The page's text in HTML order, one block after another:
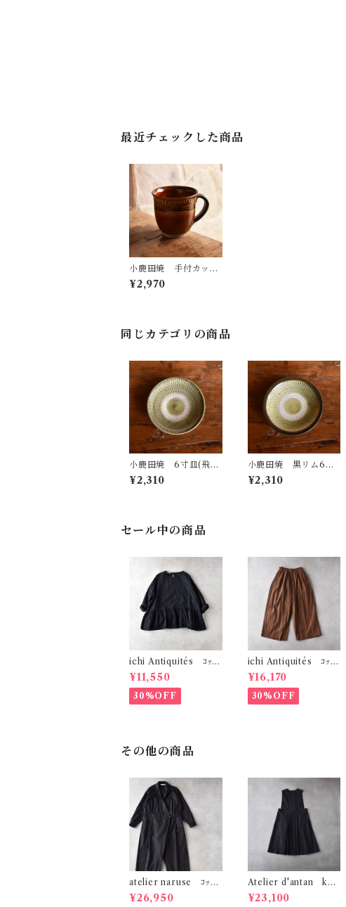
最近チェックした商品
小鹿田焼 手付カップ
(飛び鉋・飴・丸)
¥2,970
同じカテゴリの商品
小鹿田焼 6寸皿(飛び
鉋・グリーン)
¥2,310
小鹿田焼 黒リム6寸
皿(飛び鉋・グリーン)
¥2,310
セール中の商品
ichi Antiquités ｺｯﾄﾝ
ﾘﾈﾝｷﾞﾝｶﾞﾑﾁｪｯｸ ﾌﾟﾙｵｰ
ﾊﾞｰﾌﾞﾗｳｽ (ﾌﾞﾗｯｸ) 11
01107
¥11,550
30%OFF
ichi Antiquités ｺｯﾄﾝ
ﾘﾈﾝｽﾄﾗｲﾌﾟ ﾜｲﾄﾞﾊﾟﾝﾂ
(ﾌﾞﾗｳﾝ) 1100617
¥16,170
30%OFF
その他の商品
atelier naruse ｺｯﾄﾝ
ｶｼｭｸｰﾙｼﾞｬﾝﾌﾟｽｰﾂ (ﾌﾞﾗ
ｯｸ) h05110
¥26,950
Atelier d'antan kob
ell ｺｯﾄﾝﾄﾞﾚｽ (ﾀﾞｰｸｸﾞ
ﾚｰ)
¥23,100